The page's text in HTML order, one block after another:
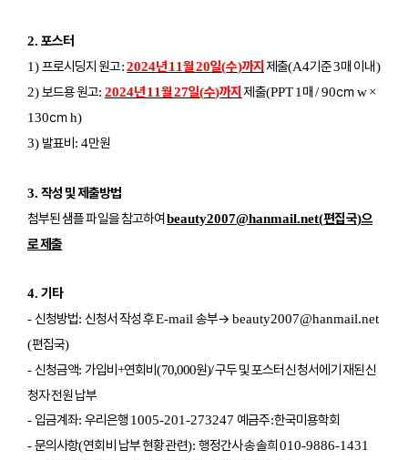
2. 포스터
1)프로시딩지 원고:2024년11월20일(수)까지제출(A4기준3매 이내)
2)보드용 원고: 2024년11월27일(수)까지제출(PPT 1 매/ 90㎝w ×
130㎝h)
3) 발표비: 4만원
3. 작성 및 제출방법
첨부된 샘플 파일을 참고하여beauty2007@hanmail.net(편집국)으
로 제출
4. 기타
- 신청방법: 신청서 작성 후E-mail송부→beauty2007@hanmail.net
(편집국)
- 신청금액: 가입비+연회비(70,000원)/구두 및 포스터 신청서에 기재된 신
청자 전원 납부
- 입금계좌: 우리은행 1005-201-273247 예금주:한국미용학회
-문의사항(연회비 납부 현황 관련): 행정간사 송솔희010-9886-1431